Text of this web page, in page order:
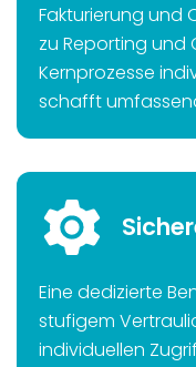
Fakturierung und
zu Reporting und
Kernprozesse
schafft
Eine dedizierte
stufigem
individuellen